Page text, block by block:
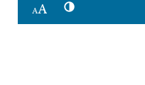
SchriftgrößeKontrastwechsel